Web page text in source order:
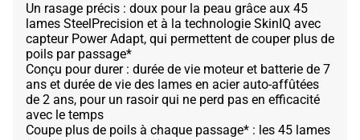
Un rasage précis : doux pour la peau grâce aux 45
lames SteelPrecision et à la technologie SkinIQ avec
capteur Power Adapt, qui permettent de couper plus de
poils par passage*
Conçu pour durer : durée de vie moteur et batterie de 7
ans et durée de vie des lames en acier auto-affûtées
de 2 ans, pour un rasoir qui ne perd pas en efficacité
avec le temps
Coupe plus de poils à chaque passage* : les 45 lames